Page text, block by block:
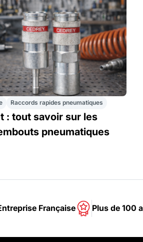
Raccords rapides pneumatiques
: tout savoir sur les
pneumatiques
Française Plus de 100